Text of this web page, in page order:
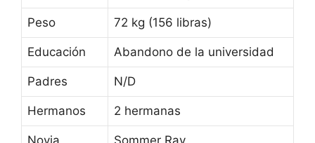
Peso 72 kg (156 libras)
Educación Abandono de la universidad
Padres N/D
Hermanos 2 hermanas
Novia Sommer Ray